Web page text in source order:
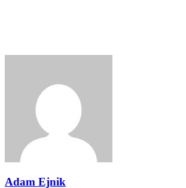
Adam Ejnik